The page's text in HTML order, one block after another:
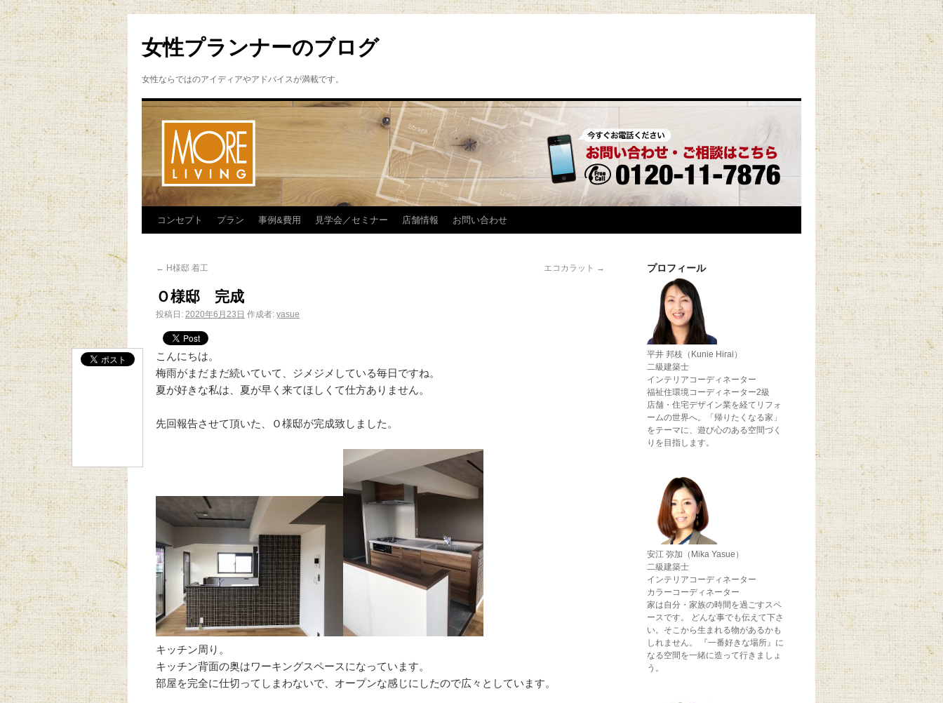
女性プランナーのブログ
女性ならではのアイディアやアドバイスが満載です。
コンセプト プラン 事例&費用 見学会／セミナー 店舗情報 お問い合わせ
← H様邸 着工 エコカラット →
Ｏ様邸 完成
投稿日: 2020年6月23日 作成者: yasue
こんにちは。
梅雨がまだまだ続いていて、ジメジメしている毎日ですね。
夏が好きな私は、夏が早く来てほしくて仕方ありません。
先回報告させて頂いた、Ｏ様邸が完成致しました。
キッチン周り。
キッチン背面の奥はワーキングスペースになっています。
部屋を完全に仕切ってしまわないで、オープンな感じにしたので広々としています。
プロフィール
平井 邦枝（Kunie Hirai）
二級建築士
インテリアコーディネーター
福祉住環境コーディネーター2級
店舗・住宅デザイン業を経てリフォ
ームの世界へ。「帰りたくなる家」
をテーマに、遊び心のある空間づく
りを目指します。
安江 弥加（Mika Yasue）
二級建築士
インテリアコーディネーター
カラーコーディネーター
家は自分・家族の時間を過ごすスペ
ースです。 どんな事でも伝えて下さ
い。そこから生まれる物があるかも
しれません。 『一番好きな場所』に
なる空間を一緒に造って行きましょ
う。